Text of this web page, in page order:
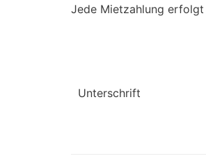
Jede Mietzahlung
Unterschrift